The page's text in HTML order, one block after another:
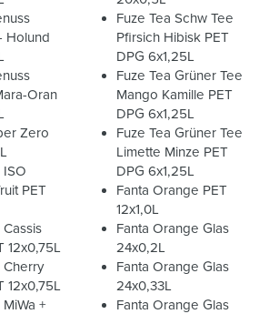
Holund
Oran
Zero
PET
PET 12x0,75L
Cherry
PET 12x0,75L
+
Fuze Tea Schw Tee
Pfirsich Hibisk PET
DPG 6x1,25L
Fuze Tea Grüner Tee
Mango Kamille PET
DPG 6x1,25L
Fuze Tea Grüner Tee
Limette Minze PET
DPG 6x1,25L
Fanta Orange PET
12x1,0L
Fanta Orange Glas
24x0,2L
Fanta Orange Glas
24x0,33L
Fanta Orange Glas